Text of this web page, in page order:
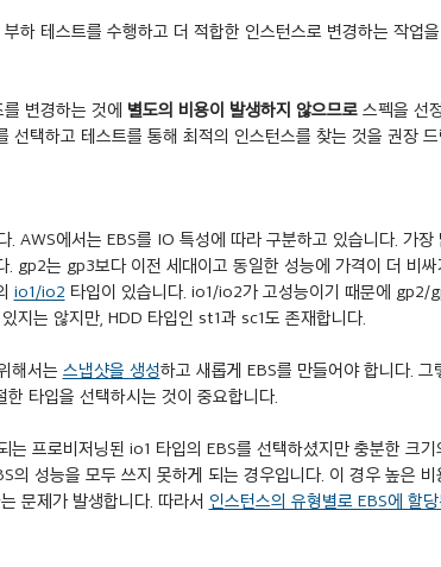
하 테스트를 수행하고 더 적합한 인스턴스로 변경하는 작업
변경하는 것에 별도의 비용이 발생하지 않으므로 스펙을 선
택하고 테스트를 통해 최적의 인스턴스를 찾는 것을 권장
. AWS에서는 EBS를 IO 특성에 따라 구분하고 있습니다. 가장
. gp2는 gp3보다 이전 세대이고 동일한 성능에 가격이 더 비
io1/io2 타입이 있습니다. io1/io2가 고성능이기 때문에 gp2/
지는 않지만, HDD 타입인 st1과 sc1도 존재합니다.
해서는 스냅샷을 생성하고 새롭게 EBS를 만들어야 합니다. 그
타입을 선택하시는 것이 중요합니다.
프로비저닝된 io1 타입의 EBS를 선택하셨지만 충분한 크
의 성능을 모두 쓰지 못하게 되는 경우입니다. 이 경우 높은 비
문제가 발생합니다. 따라서 인스턴스의 유형별로 EBS에 할